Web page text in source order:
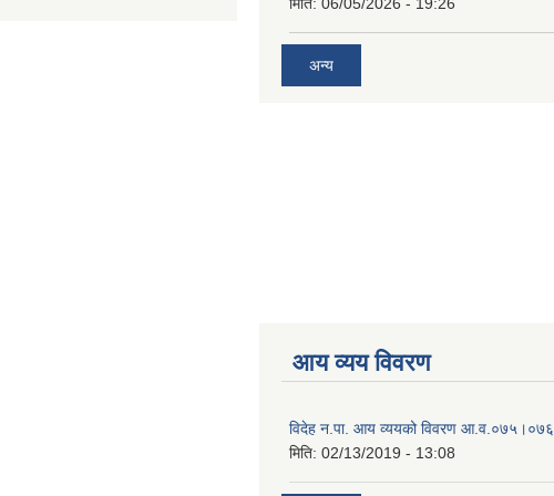
अन्य
आय व्यय विवरण
विदेह न.पा. आय व्ययको विवरण आ.व.०७५।०७६
मिति: 02/13/2019 - 13:08